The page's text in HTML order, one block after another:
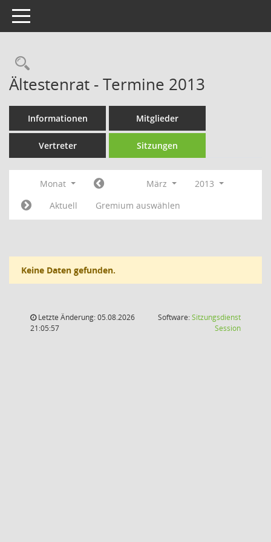
Toggle navigation
Rechercheauswahl
Ältestenrat - Termine 2013
Informationen Mitglieder
Vertreter Sitzungen
Monat März
2013
Aktuell
Gremium auswählen
Keine Daten gefunden.
Letzte Änderung: 05.08.2026
21:05:57
Software:Sitzungsdienst
Session(Wird in